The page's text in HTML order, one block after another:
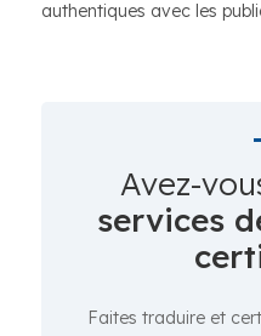
authentiques avec les
Avez-
services
Faites traduire et